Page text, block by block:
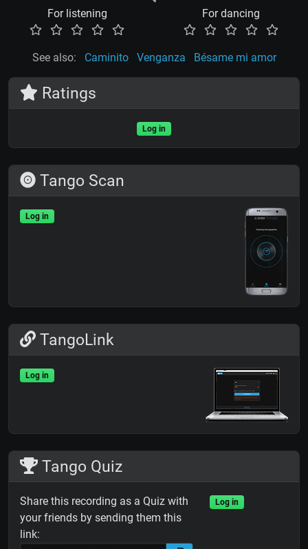
For listening For dancing
See also: Caminito Venganza Bésame mi amor
Ratings
Log in
Tango Scan
Log in
TangoLink
Log in
Tango Quiz
Share this recording as a Quiz with
your friends by sending them this
link:
Log in